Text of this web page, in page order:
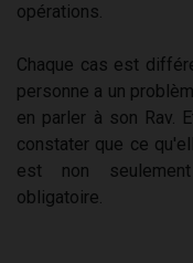
opérations.
Chaque cas est
personne a un
en parler à son Rav.
constater que ce
est non
obligatoire.